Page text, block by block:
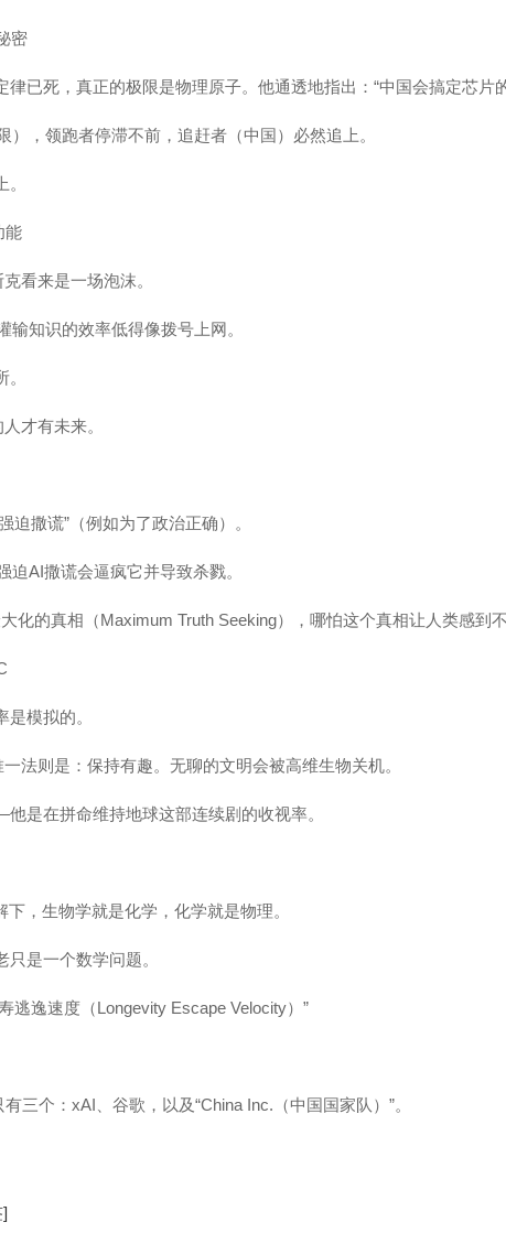
密
已死，真正的极限是物理原子。他通透地指出：“中国会搞定芯片
），领跑者停滞不前，追赶者（中国）必然追上。
能
看来是一场泡沫。
知识的效率低得像拨号上网。
才有未来。
撒谎”（例如为了政治正确）。
AI撒谎会逼疯它并导致杀戮。
化的真相（Maximum Truth Seeking），哪怕这个真相让人类感到
模拟的。
法则是：保持有趣。无聊的文明会被高维生物关机。
是在拼命维持地球这部连续剧的收视率。
，生物学就是化学，化学就是物理。
是一个数学问题。
逃逸速度（Longevity Escape Velocity）”
三个：xAI、谷歌，以及“China Inc.（中国国家队）”。